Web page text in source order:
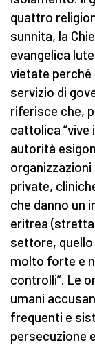
quattro
sunnita, la
evangelica
vietate perché
servizio di
riferisce che,
cattolica “vive
autorità
private,
che danno un
eritrea (stretta
settore, quello
molto forte e
controlli”. Le
umani
frequenti e
persecuzione